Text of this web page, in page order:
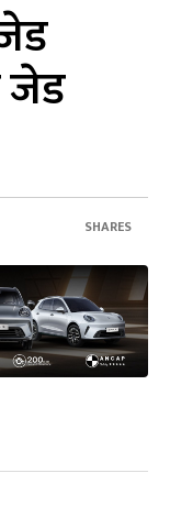
जेड
SHARES